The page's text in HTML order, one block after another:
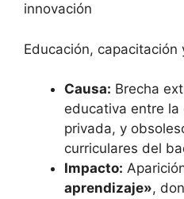
innovación
Educación,
Causa: Brecha
educativa entre la
privada, y
curriculares del
Impacto:
aprendizaje»,